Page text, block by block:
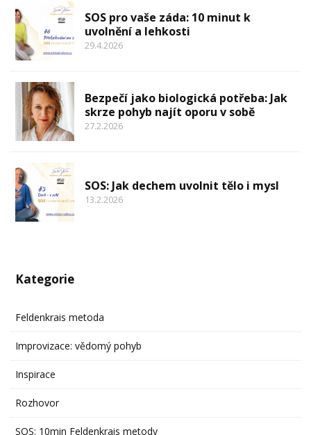
SOS pro vaše záda: 10 minut k
uvolnění a lehkosti
29.4.2026
Bezpečí jako biologická potřeba: Jak
skrze pohyb najít oporu v sobě
27.2.2026
SOS: Jak dechem uvolnit tělo i mysl
13.2.2026
Kategorie
Feldenkrais metoda
Improvizace: vědomý pohyb
Inspirace
Rozhovor
SOS: 10min Feldenkrais metody